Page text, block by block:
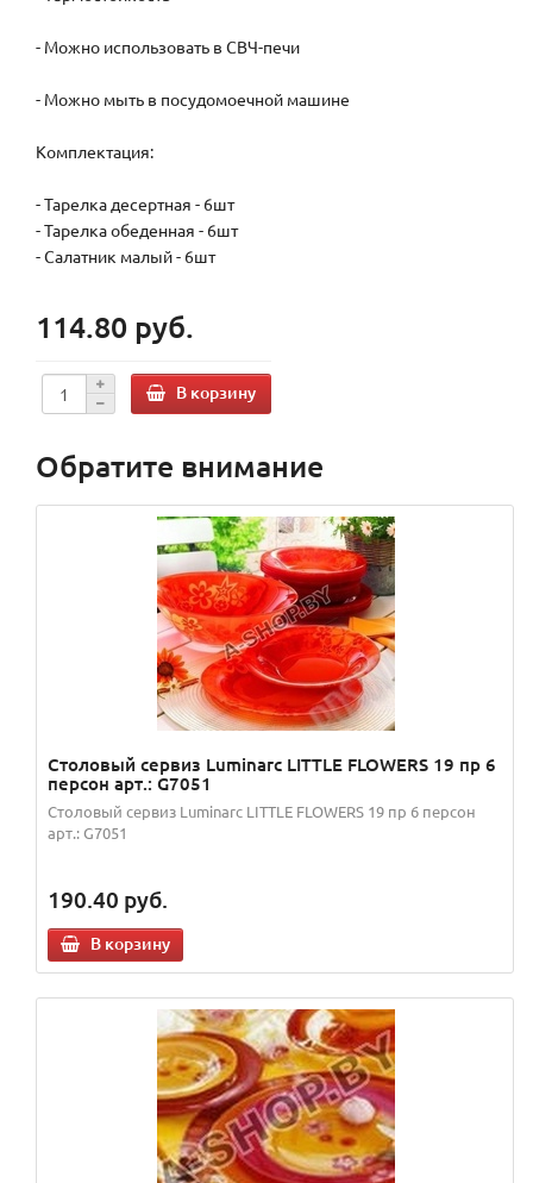
- Можно использовать в СВЧ-печи
- Можно мыть в посудомоечной машине
Комплектация:
- Тарелка десертная - 6шт
- Тарелка обеденная - 6шт
- Салатник малый - 6шт
114.80 руб.
В корзину
Обратите внимание
Столовый сервиз Luminarc LITTLE FLOWERS 19 пр 6
персон арт.: G7051
Столовый сервиз Luminarc LITTLE FLOWERS 19 пр 6 персон
арт.: G7051
190.40 руб.
В корзину